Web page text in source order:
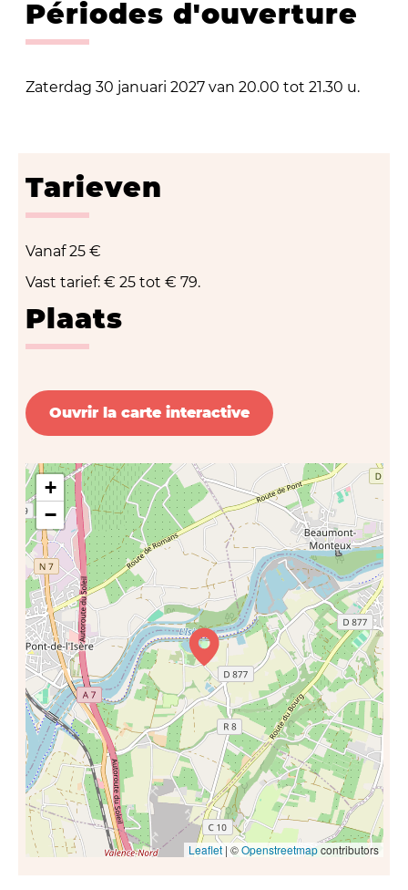
Périodes d'ouverture
Zaterdag 30 januari 2027 van 20.00 tot 21.30 u.
Tarieven
Vanaf 25 €
Vast tarief: € 25 tot € 79.
Plaats
Ouvrir la carte interactive
+
−
Leaflet| ©Openstreetmapcontributors